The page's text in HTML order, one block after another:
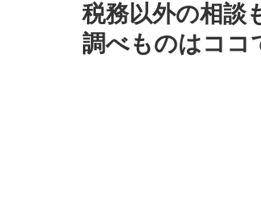
税務以外の相談
調べものはココ